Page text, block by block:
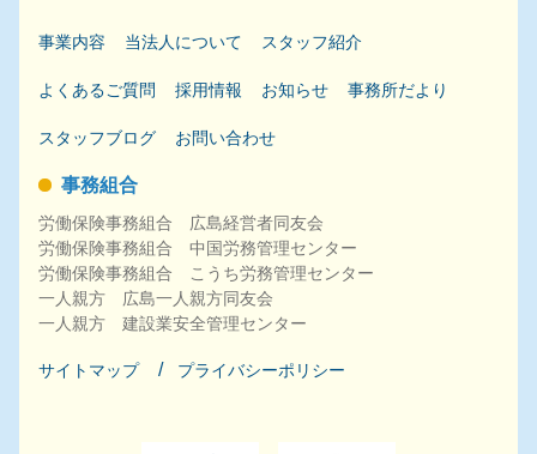
事業内容 当法人について スタッフ紹介
よくあるご質問 採用情報 お知らせ 事務所だより
スタッフブログ お問い合わせ
事務組合
労働保険事務組合 広島経営者同友会
労働保険事務組合 中国労務管理センター
労働保険事務組合 こうち労務管理センター
一人親方 広島一人親方同友会
一人親方 建設業安全管理センター
サイトマップ プライバシーポリシー